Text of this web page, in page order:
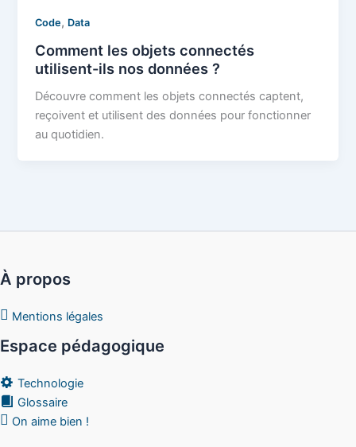
Code, Data
Comment les objets connectés
utilisent-ils nos données ?
Découvre comment les objets connectés captent,
reçoivent et utilisent des données pour fonctionner
au quotidien.
À propos
Mentions légales
Espace pédagogique
Technologie
Glossaire
On aime bien !